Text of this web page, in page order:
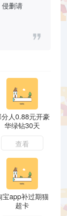
侵删请
人0.88元开豪
华绿钻30天
查看
宝app补过期猫
超卡